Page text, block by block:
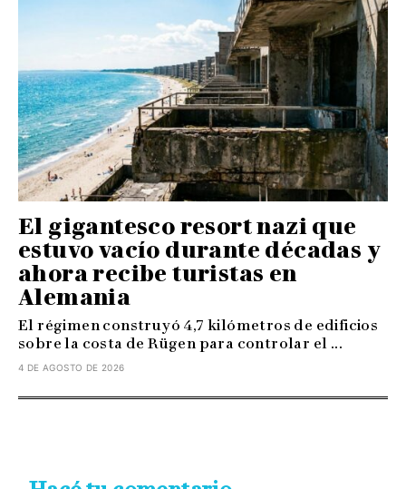
El gigantesco resort nazi que
estuvo vacío durante décadas y
ahora recibe turistas en
Alemania
El régimen construyó 4,7 kilómetros de edificios
sobre la costa de Rügen para controlar el ...
4 DE AGOSTO DE 2026